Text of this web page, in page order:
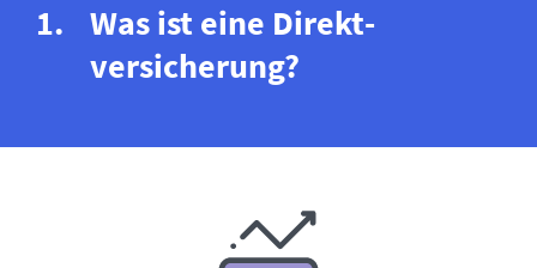
Was ist eine Direkt­
versicherung?